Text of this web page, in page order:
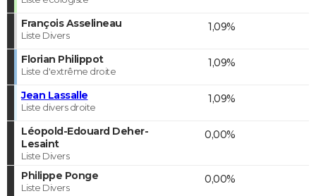
François Asselineau
Liste Divers
1,09%
Florian Philippot
Liste d'extrême droite
1,09%
Jean Lassalle
Liste divers droite
1,09%
Léopold-Edouard Deher-
Lesaint
Liste Divers
0,00%
Philippe Ponge
Liste Divers
0,00%